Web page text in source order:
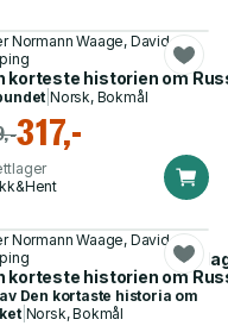
et lands biografi
Normann Waage, David
korteste historien om
|Norsk, Bokmål
317,-
- fra vikingene til våre
Normann Waage, David
korteste historien om
Den kortaste historia om
| Norsk, Bokmål